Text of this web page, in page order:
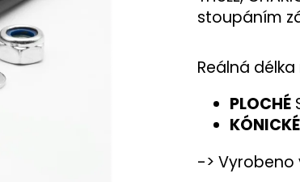
stoupáním
Reálná
PLOCHÉ
KÓNICKÉ
-> Vyrobeno